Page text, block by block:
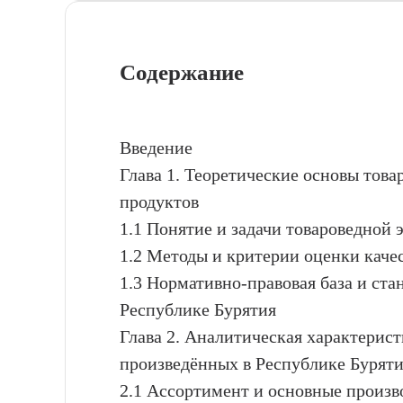
Содержание
Введение
Глава 1. Теоретические основы
продуктов
1.1 Понятие и задачи товароведной
1.2 Методы и критерии оценки
1.3 Нормативно-правовая база и
Республике Бурятия
Глава 2. Аналитическая
произведённых в Республике
2.1 Ассортимент и основные